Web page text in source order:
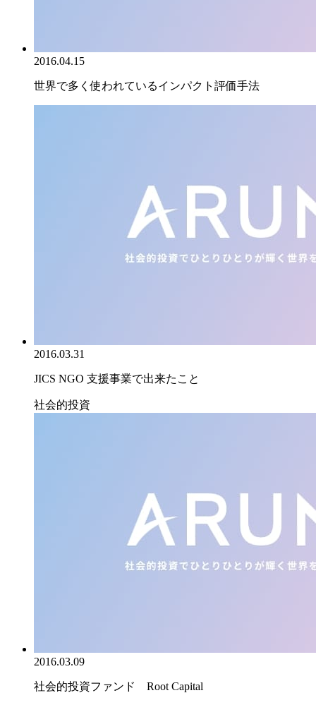
2016.04.15
世界で多く使われているインパクト評価手法
2016.03.31
JICS NGO 支援事業で出来たこと
社会的投資
2016.03.09
社会的投資ファンド Root Capital